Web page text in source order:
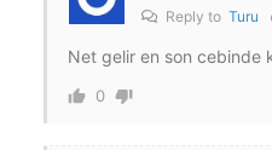
Reply to Turu
Net gelir en son cebinde
0